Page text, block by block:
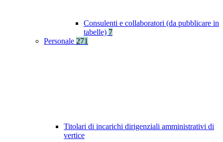
Consulenti e collaboratori (da pubblicare in
tabelle) 7
Personale 271
Titolari di incarichi dirigenziali amministrativi di
vertice